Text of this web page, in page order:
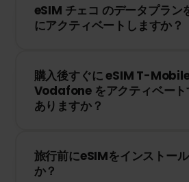
して、他のデバイスとインター
を共有できます。ただし、速度
eSIM チェコ のデータプラン
にアクティベートしますか？
トフォンのeSIM設定でQRコー
ンするだけで、すぐに利用で
SIMカードの交換は不要です。
購入後すぐに eSIM T-Mobile
Vodafone をアクティベート
ありますか？
ます。ただし、T-Mobile、O2
のネットワークに接続したとき
旅行前にeSIMをインストー
か？